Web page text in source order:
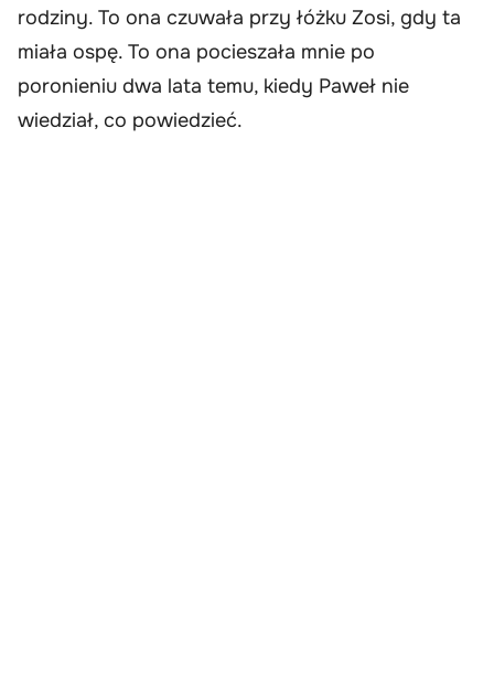
rodziny. To ona czuwała przy łóżku Zosi, gdy ta
miała ospę. To ona pocieszała mnie po
poronieniu dwa lata temu, kiedy Paweł nie
wiedział, co powiedzieć.